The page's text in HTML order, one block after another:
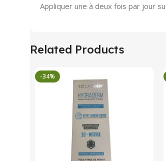
Appliquer une à deux fois par jour
Related Products
-34%